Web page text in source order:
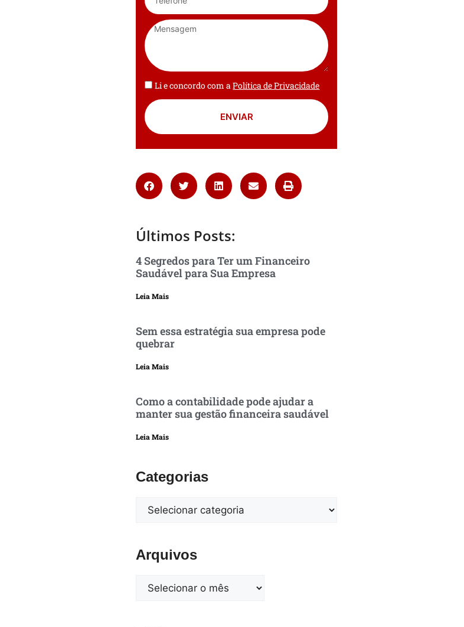
Li e concordo com aPolítica de Privacidade
ENVIAR
Últimos Posts:
4 Segredos para Ter um Financeiro
Saudável para Sua Empresa
Leia Mais
Sem essa estratégia sua empresa pode
quebrar
Leia Mais
Como a contabilidade pode ajudar a
manter sua gestão financeira saudável
Leia Mais
Categorias
Arquivos